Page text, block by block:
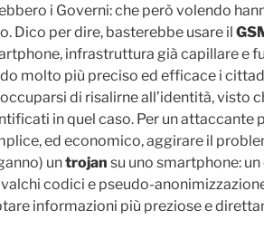
i Governi: che però volendo
Dico per dire, basterebbe usare il
infrastruttura già capillare e
molto più preciso ed efficace i
di risalirne all’identità, visto
in quel caso. Per un attaccante
ed economico, aggirare il
untrojan su uno smartphone:
codici e pseudo-
informazioni più preziose e